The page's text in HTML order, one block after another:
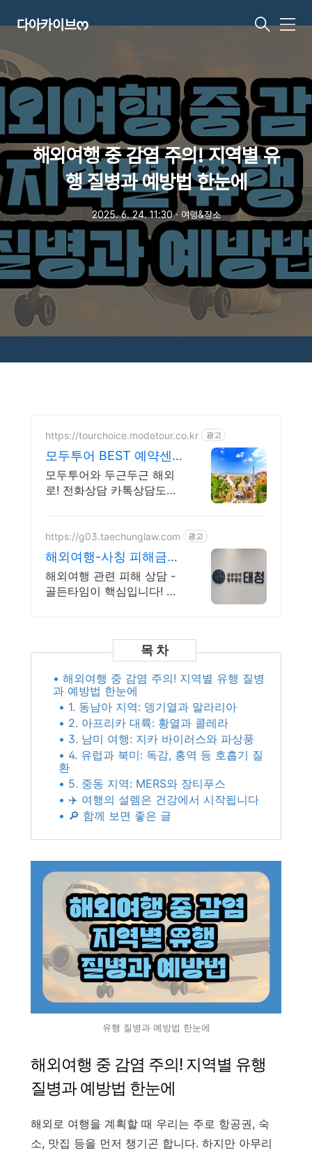
다아카이브ᰔ
메
해외여행 중 감염 주의! 지역별 유
행 질병과 예방법 한눈에
2025. 6. 24. 11:30ㆍ 여행&장소
https://tourchoice.modetour.co.kr 광고
모두투어 BEST 예약센
터 모두투어와 두근두근
해외여행
모두투어와 두근두근 해외
로! 전화상담 카톡상담도
두투어와 함께
https://g03.taechunglaw.com 광고
해외여행-사칭 피해금을
지킬 마지막 기회
해외여행 관련 피해 상담 -
골든타임이 핵심입니다! 많
못하고 계십니다.
• 해외여행 중 감염 주의! 지역별 유행 질병
과 예방법 한눈에
• 1. 동남아 지역: 뎅기열과 말라리아
• 2. 아프리카 대륙: 황열과 콜레라
• 3. 남미 여행: 지카 바이러스와 파상풍
• 4. 유럽과 북미: 독감, 홍역 등 호흡기 질
환
• 5. 중동 지역: MERS와 장티푸스
• ✈️ 여행의 설렘은 건강에서 시작됩니다
• 🔎 함께 보면 좋은 글
유행 질병과 예방법 한눈에
해외여행 중 감염 주의! 지역별 유행
질병과 예방법 한눈에
해외로 여행을 계획할 때 우리는 주로 항공권, 숙
소, 맛집 등을 먼저 챙기곤 합니다. 하지만 아무리